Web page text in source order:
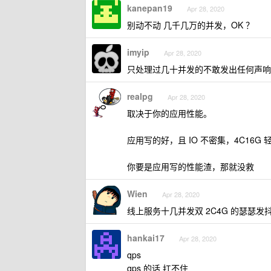
kanepan19 Apr 28, 2020
别动不动 几千几万的并发，OK ？
imyip Apr 28, 2020
只处理过几十并发的不敢发出任何声响
realpg Apr 28, 2020
取决于你的应用性能。
应用写的好，且 IO 不密集，4C16G
你要是应用写的性能渣，那就没救
Wien Apr 28, 2020
线上服务十几并发双 2C4G 的瑟瑟发
hankai17 Apr 28, 2020
qps
qps 的话 扛不住